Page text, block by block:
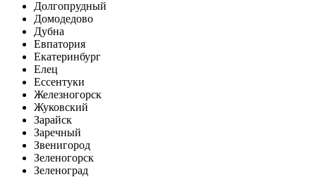
Долгопрудный
Домодедово
Дубна
Евпатория
Екатеринбург
Елец
Ессентуки
Железногорск
Жуковский
Зарайск
Заречный
Звенигород
Зеленогорск
Зеленоград